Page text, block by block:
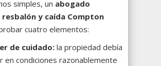
simples, un abogado
resbalón y caída Compton
cuatro elementos:
de cuidado:la propiedad debía
en condiciones razonablemente